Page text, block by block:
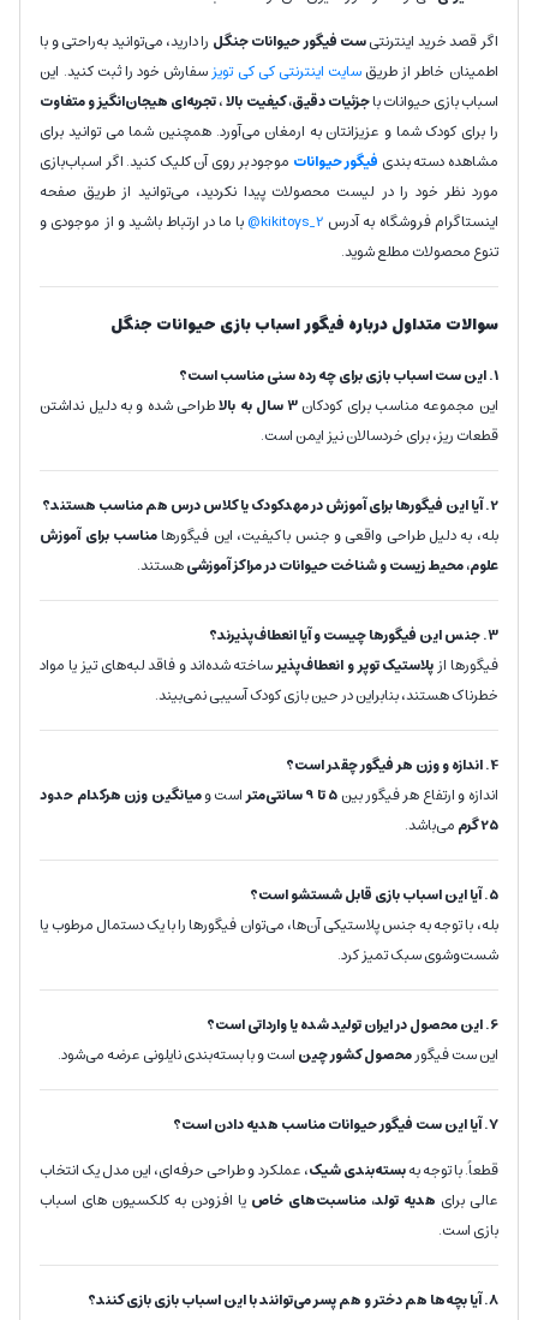
اگر قصد خرید اینترنتیست فیگور حیوانات جنگل را دارید، می‌توانید به‌راحتی و با
اطمینان خاطر از طریقسایت اینترنتی کی کی تویزسفارش خود را ثبت کنید. این
اسباب بازی حیوانات باجزئیات دقیق، کیفیت بالا،تجربه‌ای هیجان‌انگیز و متفاوت
را برای کودک شما و عزیزانتان به ارمغان می‌آورد. همچنین شما می توانید برای
مشاهده دسته بندی فیگور حیوانات موجود بر روی آن کلیک کنید. اگر اسباب‌بازی
مورد نظر خود را در لیست محصولات پیدا نکردید، می‌توانید از طریق صفحه
اینستاگرام فروشگاه به آدرس kikitoys_2@
با ما در ارتباط باشید و از موجودی و
تنوع محصولات مطلع شوید.
سوالات متداول درباره فیگور اسباب بازی حیوانات جنگل
1. این ست اسباب بازی برای چه رده سنی مناسب است؟
این مجموعه مناسب برای کودکان3 سال به بالا
طراحی شده و به دلیل نداشتن
قطعات ریز، برای خردسالان نیز ایمن است.
2. آیا این فیگورها برای آموزش در مهدکودک یا کلاس درس هم مناسب هستند؟
بله، به دلیل طراحی واقعی و جنس باکیفیت، این فیگورهامناسب برای آموزش
علوم، محیط زیست و شناخت حیوانات در مراکز آموزشیهستند.
3. جنس این فیگورها چیست و آیا انعطاف‌پذیرند؟
فیگورها ازپلاستیک توپر و انعطاف‌پذیرساخته شده‌اند و فاقد لبه‌های تیز یا مواد
خطرناک هستند، بنابراین در حین بازی کودک آسیبی نمی‌بیند.
4. اندازه و وزن هر فیگور چقدر است؟
اندازه و ارتفاع هر فیگور بین5 تا 9 سانتی‌متر است ومیانگین وزن هرکدام حدود
25گرممی‌باشد.
5. آیا این اسباب بازی قابل شستشو است؟
بله، با توجه به جنس پلاستیکی آن‌ها، می‌توان فیگورها را با یک دستمال مرطوب یا
شست‌وشوی سبک تمیز کرد.
6. این محصول در ایران تولید شده یا وارداتی است؟
این ست فیگورمحصول کشور چیناست و با بسته‌بندی نایلونی عرضه می‌شود.
7. آیا این ست فیگور حیوانات مناسب هدیه دادن است؟
قطعاً. با توجه بهبسته‌بندی شیک، عملکرد و طراحی حرفه‌ای، این مدل یک انتخاب
عالی برای هدیه تولد، مناسبت‌های خاص یا افزودن به کلکسیون های اسباب
بازی است.
8. آیا بچه‌ها هم دختر و هم پسر می‌توانند با این اسباب بازی بازی کنند؟